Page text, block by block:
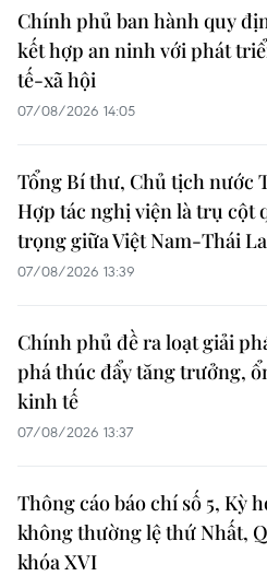
Chính phủ ban hành quy
kết hợp an ninh với phát
tế-xã hội
07/08/2026 14:05
Tổng Bí thư, Chủ tịch nước
Hợp tác nghị viện là trụ cột
trọng giữa Việt Nam-Thái
07/08/2026 13:39
Chính phủ đề ra loạt giải
phá thúc đẩy tăng trưởng,
kinh tế
07/08/2026 13:37
Thông cáo báo chí số 5, Kỳ
không thường lệ thứ Nhất,
khóa XVI